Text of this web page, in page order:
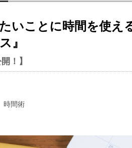
いことに時間を使え
ス』
！】
時間術